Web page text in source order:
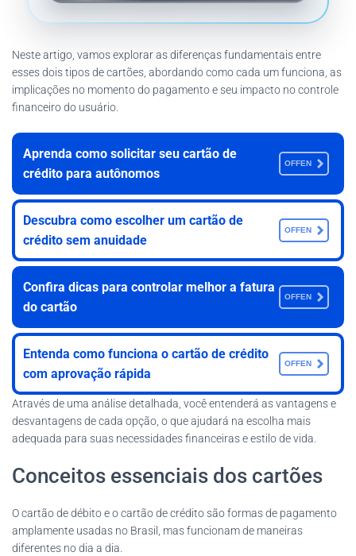
Neste artigo, vamos explorar as diferenças fundamentais entre
esses dois tipos de cartões, abordando como cada um funciona, as
implicações no momento do pagamento e seu impacto no controle
financeiro do usuário.
Aprenda como solicitar seu cartão de
crédito para autônomos
OFFEN
Descubra como escolher um cartão de
crédito sem anuidade
OFFEN
Confira dicas para controlar melhor a fatura
do cartão
OFFEN
Entenda como funciona o cartão de crédito
com aprovação rápida
OFFEN
Através de uma análise detalhada, você entenderá as vantagens e
desvantagens de cada opção, o que ajudará na escolha mais
adequada para suas necessidades financeiras e estilo de vida.
Conceitos essenciais dos cartões
O cartão de débito e o cartão de crédito são formas de pagamento
amplamente usadas no Brasil, mas funcionam de maneiras
diferentes no dia a dia.